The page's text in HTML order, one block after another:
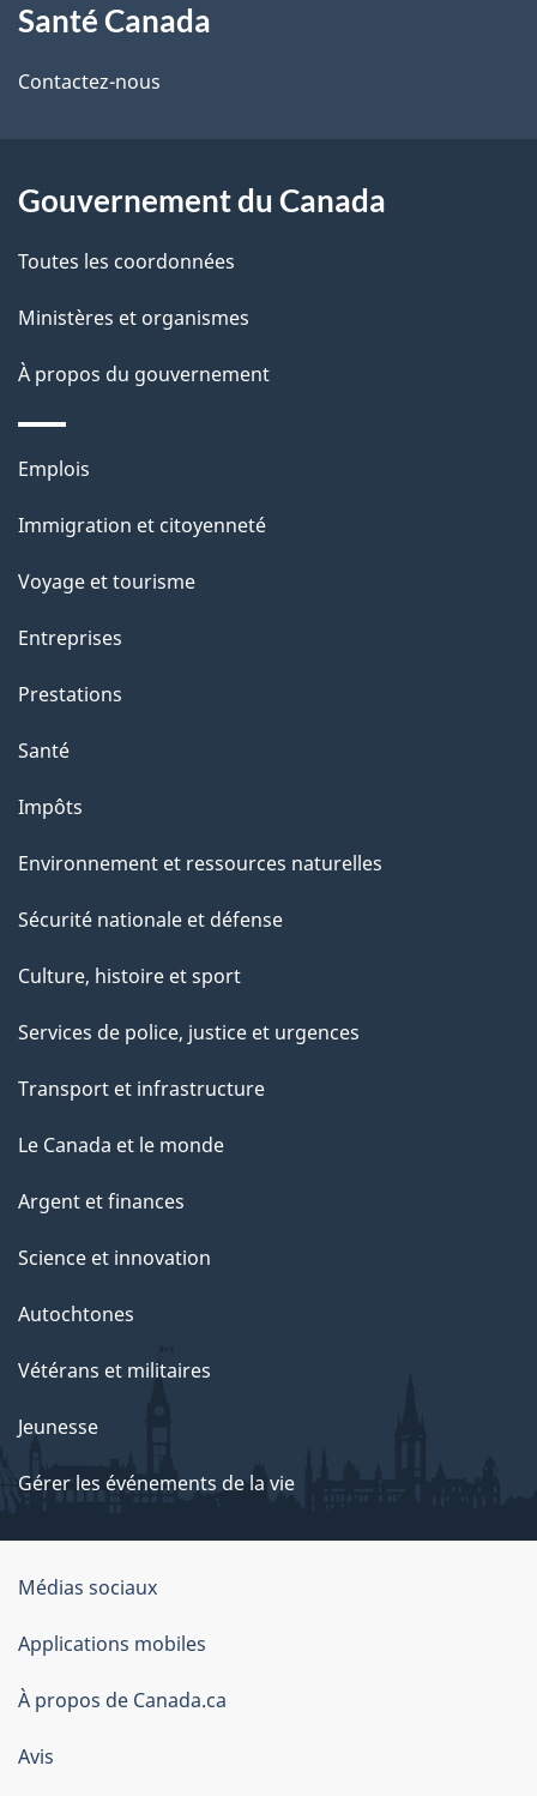
i
l
d
e
p
a
propos
de
site
Santé Canada
Contactez-nous
Gouvernement du Canada
Toutes les coordonnées
Ministères et organismes
À propos du gouvernement
Thèmes
sujets
Emplois
Immigration et citoyenneté
Voyage et tourisme
Entreprises
Prestations
Santé
Impôts
Environnement et ressources naturelles
Sécurité nationale et défense
Culture, histoire et sport
Services de police, justice et urgences
Transport et infrastructure
Le Canada et le monde
Argent et finances
Science et innovation
Autochtones
Vétérans et militaires
Jeunesse
Gérer les événements de la vie
Organisation
du
gouvernement
du
Canada
Médias sociaux
Applications mobiles
À propos de Canada.ca
Avis